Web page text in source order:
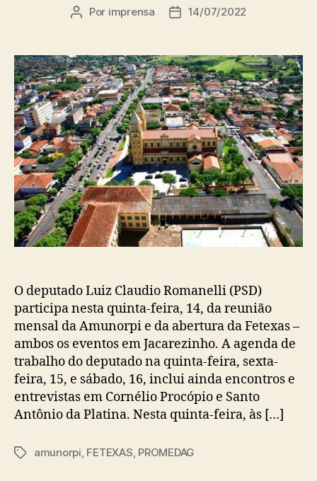
Autor
Por imprensa
Data14/07/2022
O deputado Luiz Claudio Romanelli (PSD)
participa nesta quinta-feira, 14, da reunião
mensal da Amunorpi e da abertura da Fetexas –
ambos os eventos em Jacarezinho. A agenda de
trabalho do deputado na quinta-feira, sexta-
feira, 15, e sábado, 16, inclui ainda encontros e
entrevistas em Cornélio Procópio e Santo
Antônio da Platina. Nesta quinta-feira, às […]
Tagsamunorpi, FETEXAS, PROMEDAG